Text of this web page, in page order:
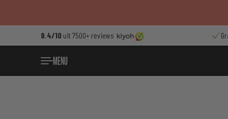
9.4/10 uit 7500+ reviews
MENU